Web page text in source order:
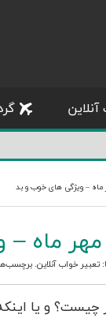
– ویژگی های خوب و بد
ماه
تعبیر خواب آنلاین.
و یا اینکه